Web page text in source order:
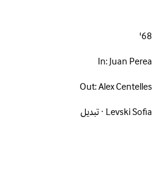
68'
In:Juan Perea
Out:Alex Centelles
Levski Sofia · تبديل